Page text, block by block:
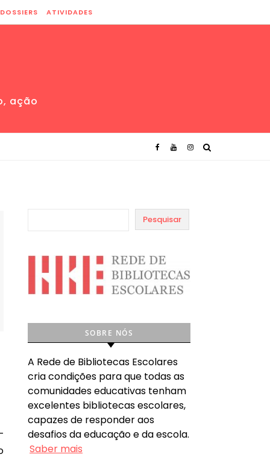
DOSSIERS ATIVIDADES
ação
Pesquisar
SOBRE NÓS
A Rede de Bibliotecas Escolares
cria condições para que todas as
comunidades educativas tenham
excelentes bibliotecas escolares,
capazes de responder aos
desafios da educação e da escola.
Saber mais